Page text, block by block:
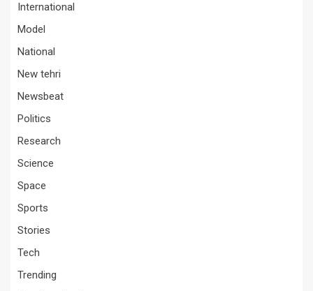
International
Model
National
New tehri
Newsbeat
Politics
Research
Science
Space
Sports
Stories
Tech
Trending